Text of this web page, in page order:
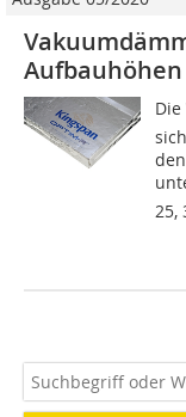
Aufbauhöhen
Die
25,